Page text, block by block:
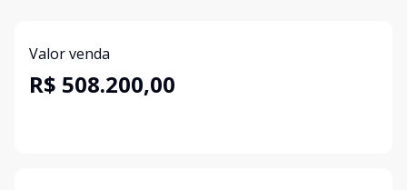
Valor venda
R$ 508.200,00